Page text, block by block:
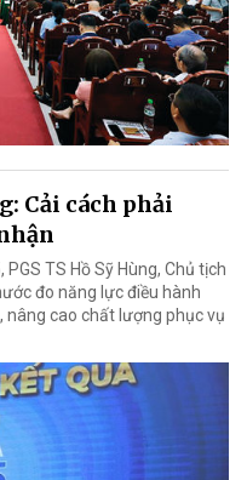
Cải cách phải
TS Hồ Sỹ Hùng, Chủ tịch
đo năng lực điều hành
nâng cao chất lượng phục vụ